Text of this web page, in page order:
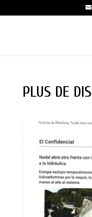
PLUS DE